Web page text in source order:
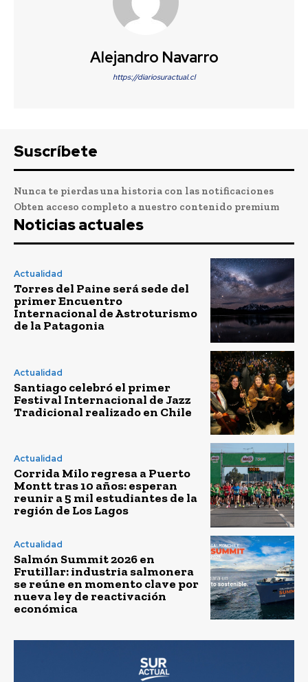
Alejandro Navarro
https://diariosuractual.cl
Suscríbete
Nunca te pierdas una historia con las notificaciones
Obten acceso completo a nuestro contenido premium
Noticias actuales
Actualidad
Torres del Paine será sede del
primer Encuentro
Internacional de Astroturismo
de la Patagonia
Actualidad
Santiago celebró el primer
Festival Internacional de Jazz
Tradicional realizado en Chile
Actualidad
Corrida Milo regresa a Puerto
Montt tras 10 años: esperan
reunir a 5 mil estudiantes de la
región de Los Lagos
Actualidad
Salmón Summit 2026 en
Frutillar: industria salmonera
se reúne en momento clave por
nueva ley de reactivación
económica